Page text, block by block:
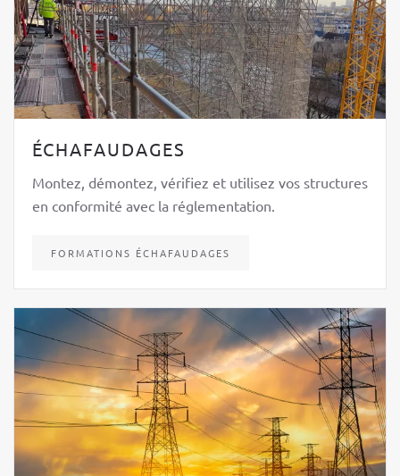
ÉCHAFAUDAGES
Montez, démontez, vérifiez et utilisez vos structures
en conformité avec la réglementation.
FORMATIONS ÉCHAFAUDAGES